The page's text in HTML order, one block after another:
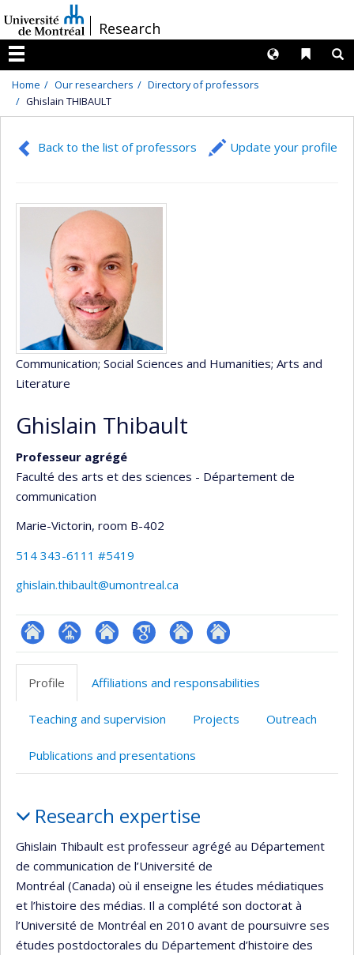
au
contenu
/Research
Menu
Liens
Langues
Home Our researchers
Directory of professors
Ghislain THIBAULT
Back to the list of professors Update your profile
Communication; Social Sciences and Humanities; Arts and
Literature
Ghislain Thibault
Professeur agrégé
Faculté des arts et des sciences - Département de
communication
Marie-Victorin, room B-402
514 343-6111 #5419
ghislain.thibault@umontreal.ca
ResearchGate
Page
professionnelle
(faculté,département,école)
Site
web
l’unité
recherche
GoogleAutre
web
Autre
Profile Affiliations and responsabilities
Teaching and supervision Projects Outreach
Publications and presentations
Research expertise
Ghislain Thibault est professeur agrégé au Département
de communication de l’Université de
Montréal (Canada) où il enseigne les études médiatiques
et l’histoire des médias. Il a complété son doctorat à
l’Université de Montréal en 2010 avant de poursuivre ses
études postdoctorales du Département d’histoire des